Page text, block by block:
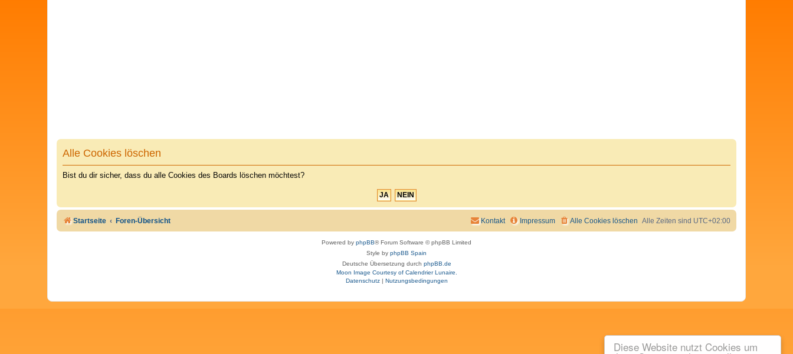
Diese Website nutzt Cookies um
Alle Cookies löschen
Bist du dir sicher, dass du alle Cookies des Boards löschen möchtest?
Startseite Foren-Übersicht Alle Zeiten sind UTC+02:00
Alle Cookies löschen
Impressum
Kontakt
Powered by phpBB® Forum Software © phpBB Limited
Style by phpBB Spain
Deutsche Übersetzung durch phpBB.de
Moon Image Courtesy of Calendrier Lunaire.
Datenschutz| Nutzungsbedingungen